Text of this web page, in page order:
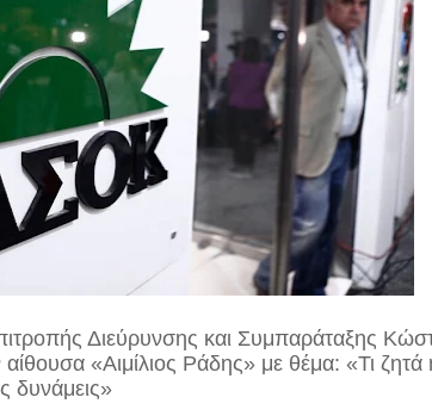
Διεύρυνσης και Συμπαράταξης
αίθουσα «Αιμίλιος Ράδης» με θέμα: «Τι ζητά
δυνάμεις»